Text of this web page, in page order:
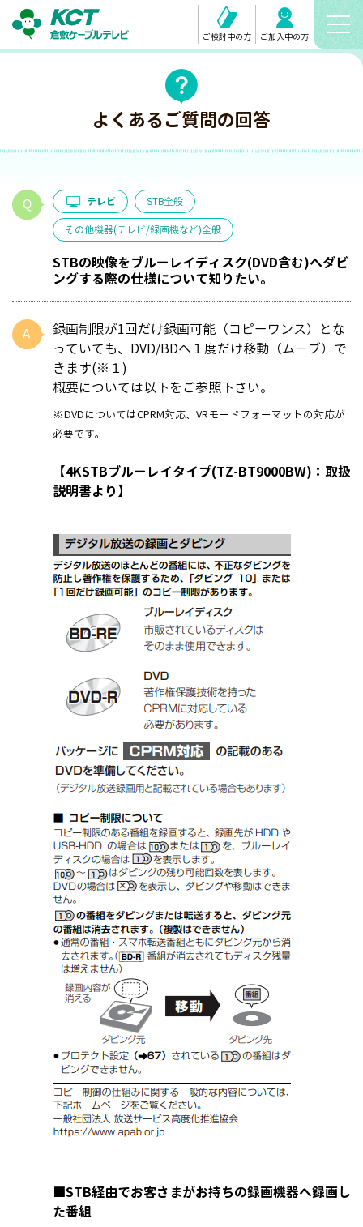
ご検討中の方 ご加入中の方
よくあるご質問の回答
テレビ STB全般
その他機器(テレビ/録画機など)全般
STBの映像をブルーレイディスク(DVD含む)へダビ
ングする際の仕様について知りたい。
録画制限が1回だけ録画可能（コピーワンス）とな
っていても、DVD/BDへ１度だけ移動（ムーブ）で
きます(※１)
概要については以下をご参照下さい。
※DVDについてはCPRM対応、VRモードフォーマットの対応が
必要です。
【4KSTBブルーレイタイプ(TZ-BT9000BW)：取扱
説明書より】
■STB経由でお客さまがお持ちの録画機器へ録画し
た番組